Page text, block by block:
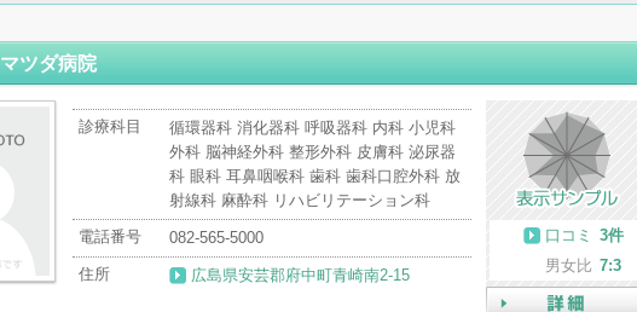
写真 女医 駐車場クレジ
ード
入院 予約 急患
マツダ病院
診療科目
循環器科 消化器科 呼吸器科 内科 小児科
外科 脳神経外科 整形外科 皮膚科 泌尿器
科 眼科 耳鼻咽喉科 歯科 歯科口腔外科 放
射線科 麻酔科 リハビリテーション科
電話番号
082-565-5000
住所
広島県安芸郡府中町青崎南2-15
口コミ
3件
男女比 7:3